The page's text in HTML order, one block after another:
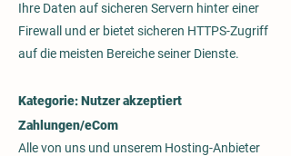
Ihre Daten auf sicheren Servern hinter einer
Firewall und er bietet sicheren HTTPS-Zugriff
auf die meisten Bereiche seiner Dienste.
Kategorie: Nutzer akzeptiert
Zahlungen/eCom
Alle von uns und unserem Hosting-Anbieter